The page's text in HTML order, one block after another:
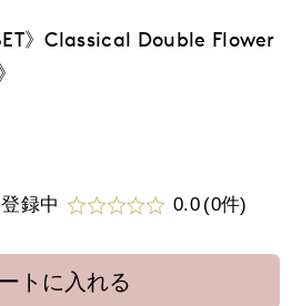
》Classical Double Flower
録中 0.0 (0件)
トに入れる